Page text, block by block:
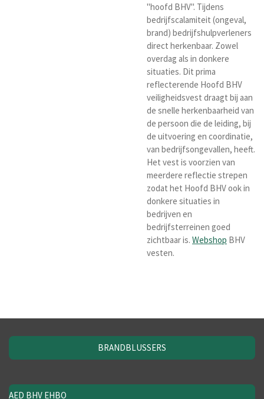
"hoofd BHV". Tijdens
bedrijfscalamiteit (ongeval,
brand) bedrijfshulpverleners
direct herkenbaar. Zowel
overdag als in donkere
situaties. Dit prima
reflecterende Hoofd BHV
veiligheidsvest draagt bij aan
de snelle herkenbaarheid van
de persoon die de leiding, bij
de uitvoering en coordinatie,
van bedrijfsongevallen, heeft.
Het vest is voorzien van
meerdere reflectie strepen
zodat het Hoofd BHV ook in
donkere situaties in
bedrijven en
bedrijfsterreinen goed
zichtbaar is. Webshop BHV
vesten.
BRANDBLUSSERS
AED BHV EHBO